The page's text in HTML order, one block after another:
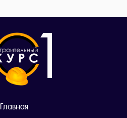
Главная